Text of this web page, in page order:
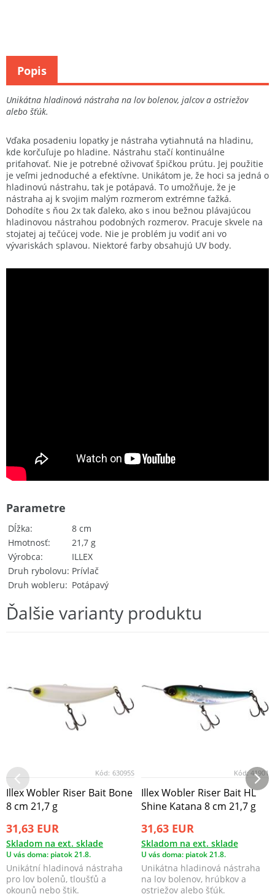
Unikátna hladinová nástraha na lov bolenov, jalcov a ostriežov
alebo šťúk.
Vďaka posadeniu lopatky je nástraha vytiahnutá na hladinu,
kde korčuľuje po hladine. Nástrahu stačí kontinuálne
priťahovať. Nie je potrebné oživovať špičkou prútu. Jej použitie
je veľmi jednoduché a efektívne. Unikátom je, že hoci sa jedná o
hladinovú nástrahu, tak je potápavá. To umožňuje, že je
nástraha aj k svojim malým rozmerom extrémne ťažká.
Dohodíte s ňou 2x tak ďaleko, ako s inou bežnou plávajúcou
hladinovou nástrahou podobných rozmerov. Pracuje skvele na
stojatej aj tečúcej vode. Nie je problém ju vodiť ani vo
vývariskách splavou. Niektoré farby obsahujú UV body.
Dĺžka
8 cm
Hmotnosť
21,7 g
Výrobca
ILLEX
Druh rybolovu Prívlač
Druh wobleru
Potápavý
Parametre
Popis
Ďalšie varianty produktu
Kód: 63095S
Illex Wobler Riser Bait Bone
8 cm 21,7 g
31,63 EUR
Skladom na ext. sklade
U vás doma: piatok 21.8.
Unikátní hladinová nástraha
pro lov bolenů, tloušťů a
okounů nebo štik.
Kód: 41901
Illex Wobler Riser Bait HL
Shine Katana 8 cm 21,7 g
31,63 EUR
Skladom na ext. sklade
U vás doma: piatok 21.8.
Unikátna hladinová nástraha
na lov bolenov, hrúbkov a
ostriežov alebo šťúk.